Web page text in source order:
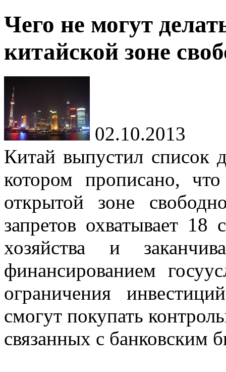
Чего не могут
китайской зоне
02.10.2013
Китай выпустил список
котором прописано,
открытой зоне
запретов охватывает 18
хозяйства и
финансированием
ограничения
смогут покупать
связанных с банковским